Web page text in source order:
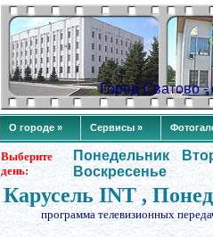
Город Сватово
О городе » Сервисы »
Выберите
день:
Понедельник
Воскресенье
Карусель INT ,
программа телевизионных